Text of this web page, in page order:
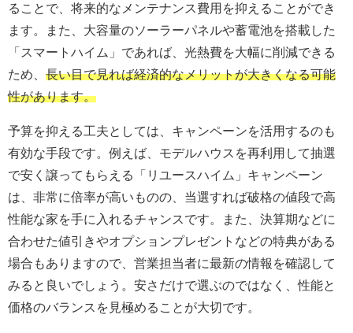
ることで、将来的なメンテナンス費用を抑えることができ
ます。また、大容量のソーラーパネルや蓄電池を搭載した
「スマートハイム」であれば、光熱費を大幅に削減できる
ため、 長い目で見れば経済的なメリットが大きくなる可能
性があります。
予算を抑える工夫としては、キャンペーンを活用するのも
有効な手段です。例えば、モデルハウスを再利用して抽選
で安く譲ってもらえる「リユースハイム」キャンペーン
は、非常に倍率が高いものの、当選すれば破格の値段で高
性能な家を手に入れるチャンスです。また、決算期などに
合わせた値引きやオプションプレゼントなどの特典がある
場合もありますので、営業担当者に最新の情報を確認して
みると良いでしょう。安さだけで選ぶのではなく、性能と
価格のバランスを見極めることが大切です。